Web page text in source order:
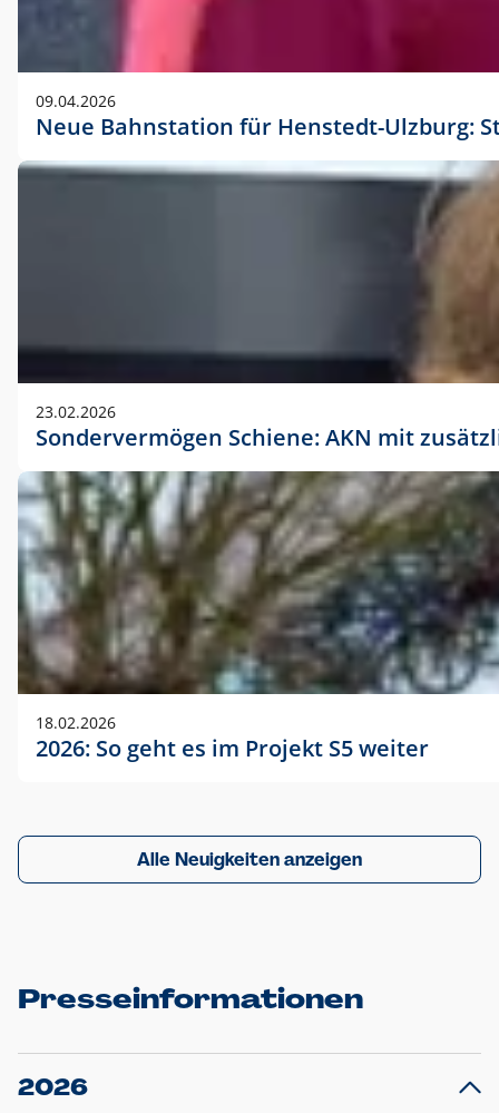
09.04.2026
Neue Bahnstation für Henstedt-Ulzburg:
23.02.2026
Sondervermögen Schiene: AKN mit
18.02.2026
2026: So geht es im Projekt S5 weiter
Alle Neuigkeiten anzeigen
Presseinformationen
2026